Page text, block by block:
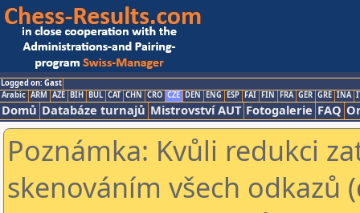
Logged on: Gast
Arabic ARM AZE BIH BUL CAT CHN CRO CZE DEN ENG ESP FAI FIN FRA GER GRE INA
Domů Databáze turnajů Mistrovství AUT Fotogalerie FAQ
Poznámka: Kvůli redukci
skenováním všech odkazů